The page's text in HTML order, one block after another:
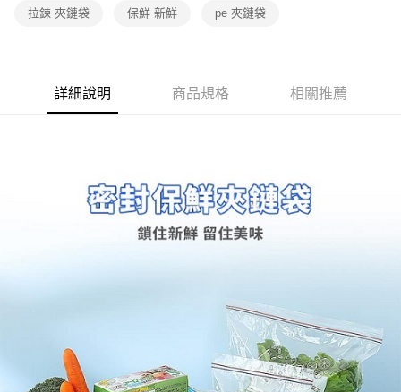
拉鍊 夾鏈袋 保鮮 新鮮 pe 夾鏈袋
詳細說明 商品規格 相關推薦